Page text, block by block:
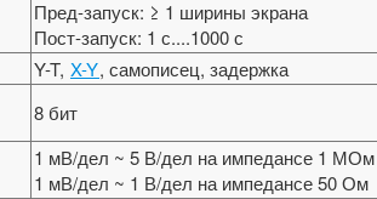
Пред-запуск: ≥ 1 ширины экрана
Пост-запуск: 1 с....1000 с
Y-T, X-Y, самописец, задержка
8 бит
1 мВ/дел ~ 5 В/дел на импедансе 1 МОм
1 мВ/дел ~ 1 В/дел на импедансе 50 Ом